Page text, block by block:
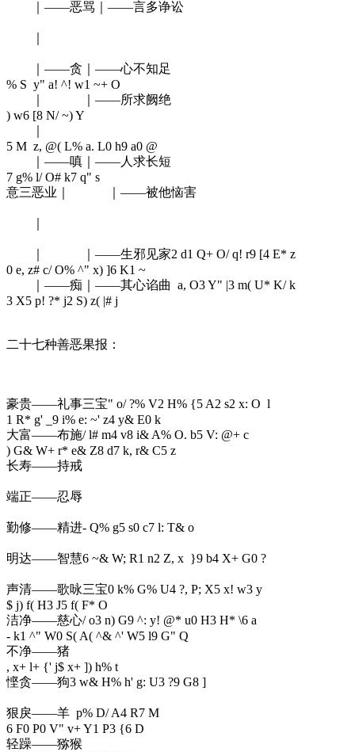
｜——恶骂｜——言多诤讼
｜——贪｜——心不知足
% S y" a! ^! w1 ~+ O
｜ ｜——所求阙绝
) w6 [8 N/ ~) Y
5 M z, @( L% a. L0 h9 a0 @
｜——嗔｜——人求长短
7 g% l/ O# k7 q" s
意三恶业｜ ｜——被他恼害
｜ ｜——生邪见家2 d1 Q+ O/ q! r9 [4 E* z
0 e, z# c/ O% ^" x) ]6 K1 ~
｜——痴｜——其心谄曲 a, O3 Y" |3 m( U* K/ k
3 X5 p! ?* j2 S) z( |# j
二十七种善恶果报：
豪贵——礼事三宝" o/ ?% V2 H% {5 A2 s2 x: O l
1 R* g' _9 i% e: ~' z4 y& E0 k
大富——布施/ l# m4 v8 i& A% O. b5 V: @+ c
) G& W+ r* e& Z8 d7 k, r& C5 z
长寿——持戒
端正——忍辱
勤修——精进- Q% g5 s0 c7 l: T& o
明达——智慧6 ~& W; R1 n2 Z, x }9 b4 X+ G0 ?
声清——歌咏三宝0 k% G% U4 ?, P; X5 x! w3 y
$ j) f( H3 J5 f( F* O
洁净——慈心/ o3 n) G9 ^: y! @* u0 H3 H* \6 a
- k1 ^" W0 S( A( ^& ^' W5 l9 G" Q
不净——猪
, x+ l+ {' j$ x+ ]) h% t
悭贪——狗3 w& H% h' g: U3 ?9 G8 ]
狠戾——羊 p% D/ A4 R7 M
6 F0 P0 V" v+ Y1 P3 {6 D
轻躁——猕猴